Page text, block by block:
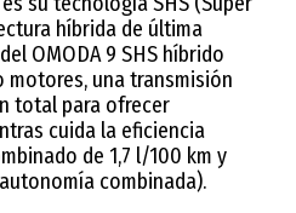
híbrida de última
OMODA 9 SHS híbrido
una transmisión
total para ofrecer
cuida la eficiencia
de 1,7 l/100 km y
combinada).